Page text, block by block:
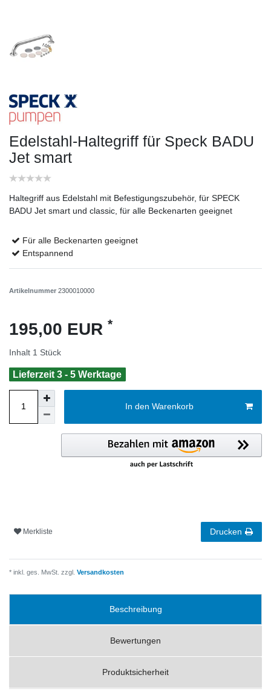
Edelstahl-Haltegriff für Speck BADU
Jet smart
Haltegriff aus Edelstahl mit Befestigungszubehör, für SPECK
BADU Jet smart und classic, für alle Beckenarten geeignet
Für alle Beckenarten geeignet
Entspannend
Artikelnummer 2300010000
195,00 EUR *
Inhalt 1 Stück
Lieferzeit 3 - 5 Werktage
In den Warenkorb
Merkliste Drucken
* inkl. ges. MwSt. zzgl. Versandkosten
Beschreibung
Bewertungen
Produktsicherheit